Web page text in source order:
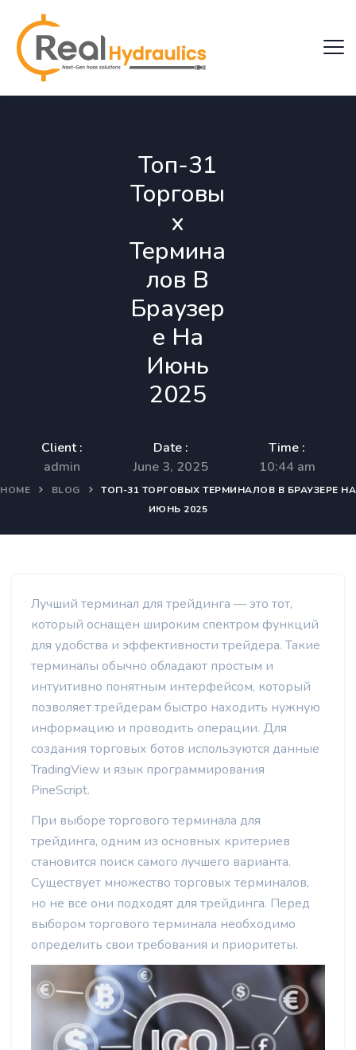
Топ-31
Торговы
х
Термина
лов В
Браузер
е На
Июнь
2025
Client :
admin
Date :
June 3, 2025
Time :
10:44 am
HOME BLOG
ТОП-31 ТОРГОВЫХ ТЕРМИНАЛОВ В БРАУЗЕРЕ НА
ИЮНЬ 2025
Лучший терминал для трейдинга — это тот,
который оснащен широким спектром функций
для удобства и эффективности трейдера. Такие
терминалы обычно обладают простым и
интуитивно понятным интерфейсом, который
позволяет трейдерам быстро находить нужную
информацию и проводить операции. Для
создания торговых ботов используются данные
TradingView и язык программирования
PineScript.
При выборе торгового терминала для
трейдинга, одним из основных критериев
становится поиск самого лучшего варианта.
Существует множество торговых терминалов,
но не все они подходят для трейдинга. Перед
выбором торгового терминала необходимо
определить свои требования и приоритеты.